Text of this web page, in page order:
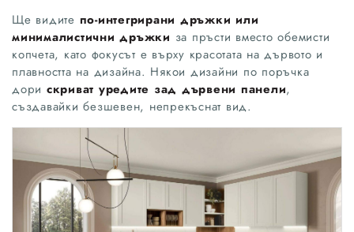
Ще видите по-интегрирани дръжки или
минималистични дръжки за пръсти вместо обемисти
копчета, като фокусът е върху красотата на дървото и
плавността на дизайна. Някои дизайни по поръчка
дори скриват уредите зад дървени панели,
създавайки безшевен, непрекъснат вид.